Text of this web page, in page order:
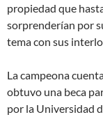
propiedad que
sorprenderían por
tema con sus
La campeona
obtuvo una beca
por la Universidad